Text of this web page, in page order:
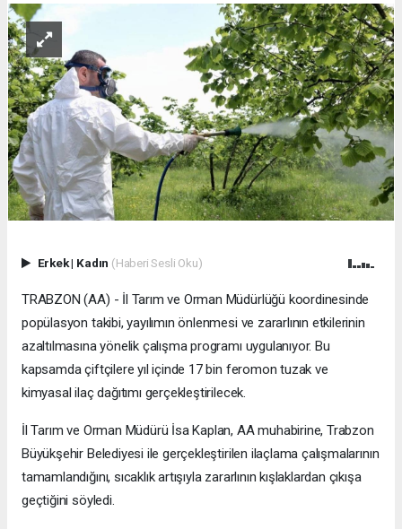
Erkek| Kadın (Haberi Sesli Oku)
TRABZON (AA) - İl Tarım ve Orman Müdürlüğü koordinesinde
popülasyon takibi, yayılımın önlenmesi ve zararlının etkilerinin
azaltılmasına yönelik çalışma programı uygulanıyor. Bu
kapsamda çiftçilere yıl içinde 17 bin feromon tuzak ve
kimyasal ilaç dağıtımı gerçekleştirilecek.
İl Tarım ve Orman Müdürü İsa Kaplan, AA muhabirine, Trabzon
Büyükşehir Belediyesi ile gerçekleştirilen ilaçlama çalışmalarının
tamamlandığını, sıcaklık artışıyla zararlının kışlaklardan çıkışa
geçtiğini söyledi.